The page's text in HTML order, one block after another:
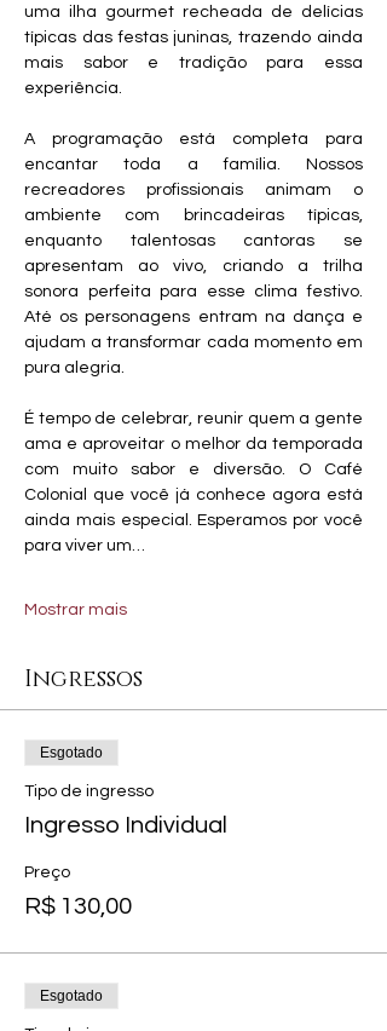
uma ilha gourmet recheada de delícias
típicas das festas juninas, trazendo ainda
mais sabor e tradição para essa
experiência.
A programação está completa para
encantar toda a família. Nossos
recreadores profissionais animam o
ambiente com brincadeiras típicas,
enquanto talentosas cantoras se
apresentam ao vivo, criando a trilha
sonora perfeita para esse clima festivo.
Até os personagens entram na dança e
ajudam a transformar cada momento em
pura alegria.
É tempo de celebrar, reunir quem a gente
ama e aproveitar o melhor da temporada
com muito sabor e diversão. O Café
Colonial que você já conhece agora está
ainda mais especial. Esperamos por você
para viver um…
Mostrar mais
Ingressos
Esgotado
Tipo de ingresso
Ingresso Individual
Preço
R$ 130,00
Esgotado